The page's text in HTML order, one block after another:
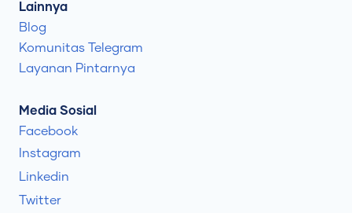
Lainnya
Blog
Komunitas Telegram
Layanan Pintarnya
Media Sosial
Facebook
Instagram
Linkedin
Twitter